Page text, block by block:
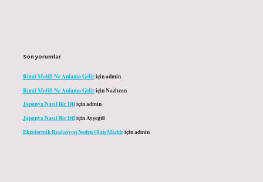
Son yorumlar
Rumi Motifi Ne Anlama Geliriçinadmin
Rumi Motifi Ne Anlama GeliriçinNazlıcan
Japonya Nasıl Bir Diliçinadmin
Japonya Nasıl Bir DiliçinAyşegül
Ekzotermik Reaksiyon Neden Olan Maddeiçinadmin